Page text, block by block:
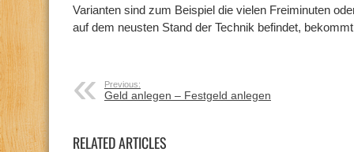
Varianten sind zum Beispiel die vielen Freiminuten
auf dem neusten Stand der Technik befindet,
Previous:
Geld anlegen – Festgeld anlegen
RELATED ARTICLES